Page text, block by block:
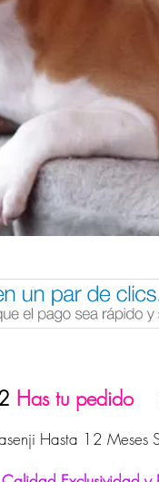
Has tu pedido
Hasta 12 Meses